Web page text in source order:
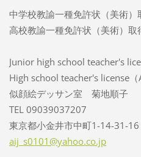
中学校教諭一種免許状（美術）
高校教諭一種免許状（美術）取
Junior high school teacher's
High school teacher's license（
似顔絵デッサン室 菊地順子
TEL 09039037207
東京都小金井市中町1-14-31-16
aij_s0101@yahoo.co.jp